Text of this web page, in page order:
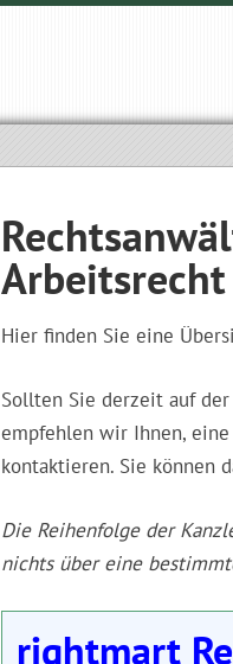
Hier finden Sie eine
Sollten Sie derzeit auf
empfehlen wir Ihnen,
kontaktieren. Sie können
Die Reihenfolge der
nichts über eine
rightmart